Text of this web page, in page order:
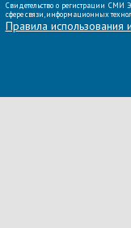
Свидетельство о регистрации
сфере связи, информационных
Правила